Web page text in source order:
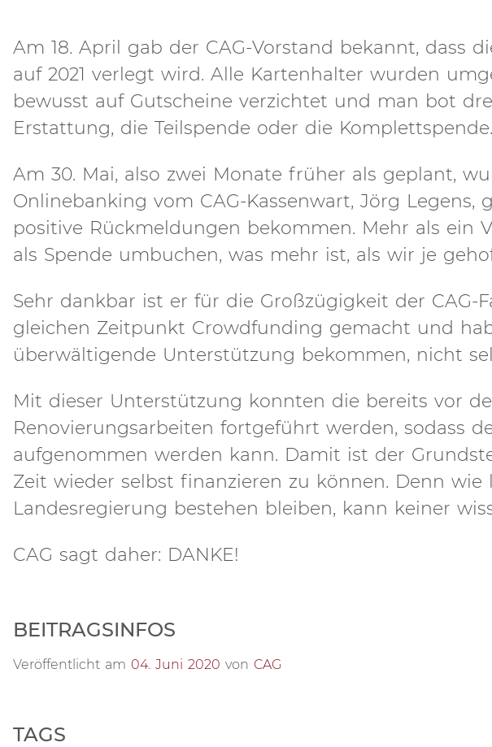
Am 18. April gab der CAG-Vorstand bekannt, dass
auf 2021 verlegt wird. Alle Kartenhalter wurden
bewusst auf Gutscheine verzichtet und man bot
Erstattung, die Teilspende oder die Komplettspende.
Am 30. Mai, also zwei Monate früher als geplant,
Onlinebanking vom CAG-Kassenwart, Jörg Legens,
positive Rückmeldungen bekommen. Mehr als ein
als Spende umbuchen, was mehr ist, als wir je
Sehr dankbar ist er für die Großzügigkeit der CAG-
gleichen Zeitpunkt Crowdfunding gemacht und
überwältigende Unterstützung bekommen, nicht
Mit dieser Unterstützung konnten die bereits vor
Renovierungsarbeiten fortgeführt werden, sodass
aufgenommen werden kann. Damit ist der
Zeit wieder selbst finanzieren zu können. Denn wie
Landesregierung bestehen bleiben, kann keiner
CAG sagt daher: DANKE!
BEITRAGSINFOS
Veröffentlicht am 04. Juni 2020 von CAG
TAGS